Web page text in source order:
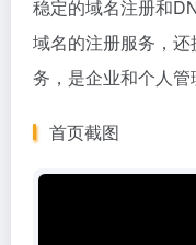
稳定的域名注册和
域名的注册服务，
务，是企业和个人管
首页截图